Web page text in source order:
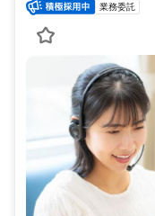
業務委託